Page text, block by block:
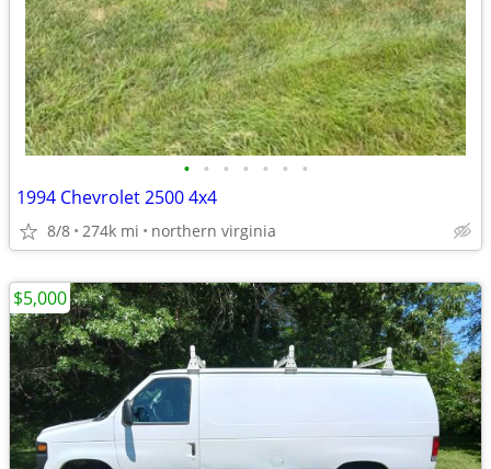
• • • • • • •
1994 Chevrolet 2500 4x4
8/8 274k mi northern virginia
$5,000